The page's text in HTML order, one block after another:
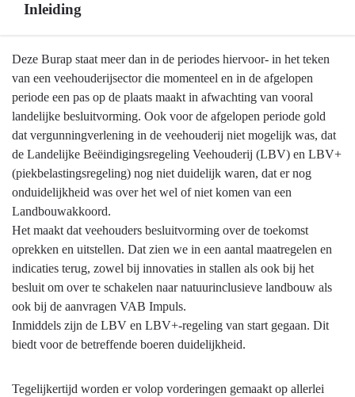
Inleiding
Terug
naar
navigatie
Programma
Landbouw
voedsel
Inleiding
Deze Burap staat meer dan in de periodes hiervoor- in het teken
van een veehouderijsector die momenteel en in de afgelopen
periode een pas op de plaats maakt in afwachting van vooral
landelijke besluitvorming. Ook voor de afgelopen periode gold
dat vergunningverlening in de veehouderij niet mogelijk was, dat
de Landelijke Beëindigingsregeling Veehouderij (LBV) en LBV+
(piekbelastingsregeling) nog niet duidelijk waren, dat er nog
onduidelijkheid was over het wel of niet komen van een
Landbouwakkoord.
Het maakt dat veehouders besluitvorming over de toekomst
oprekken en uitstellen. Dat zien we in een aantal maatregelen en
indicaties terug, zowel bij innovaties in stallen als ook bij het
besluit om over te schakelen naar natuurinclusieve landbouw als
ook bij de aanvragen VAB Impuls.
Inmiddels zijn de LBV en LBV+-regeling van start gegaan. Dit
biedt voor de betreffende boeren duidelijkheid.
Tegelijkertijd worden er volop vorderingen gemaakt op allerlei